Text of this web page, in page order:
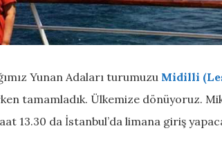
Yunan Adaları turumuzu Midilli
tamamladık. Ülkemize dönüyoruz.
13.30 da İstanbul’da limana giriş